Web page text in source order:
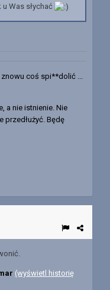
Was słychać
coś spi**dolić ...
a nie istnienie. Nie
przedłużyć. Będę
(wyświetl historię